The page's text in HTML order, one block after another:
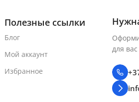
Полезные ссылки
Блог
Мой аккаунт
Избранное
для